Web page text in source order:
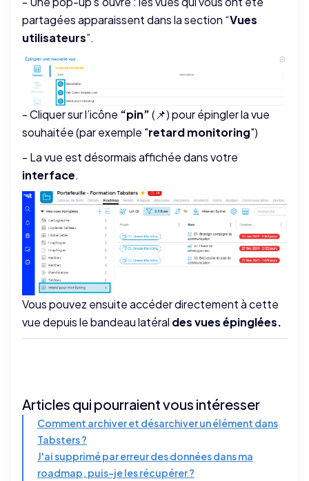
partagées apparaissent dans la section “Vues
utilisateurs”.
- Cliquer sur l’icône “pin”(📌) pour épingler la vue
souhaitée (par exemple "retard monitoring")
- La vue est désormais affichée dans votre
interface.
Vous pouvez ensuite accéder directement à cette
vue depuis le bandeau latéral des vues épinglées.
Articles qui pourraient vous intéresser
Comment archiver et désarchiver un élément dans
Tabsters ?
J'ai supprimé par erreur des données dans ma
roadmap, puis-je les récupérer ?